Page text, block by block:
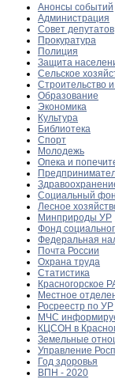
Анонсы событий
Администрация
Совет депутатов
Прокуратура
Полиция
Защита
Сельское
Строительство
Образование
Экономика
Культура
Библиотека
Спорт
Молодежь
Опека и
Социальный
Лесное
Минприроды УР
Фонд
Федеральная
Почта России
Охрана труда
Статистика
Красногорское
Местное
Росреестр по УР
МЧС
КЦСОН в
Земельные
Управление
Год здоровья
ВПН - 2020